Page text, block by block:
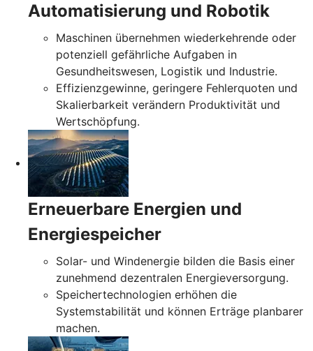
Automatisierung und Robotik
Maschinen übernehmen wiederkehrende oder
potenziell gefährliche Aufgaben in
Gesundheitswesen, Logistik und Industrie.
Effizienzgewinne, geringere Fehlerquoten und
Skalierbarkeit verändern Produktivität und
Wertschöpfung.
Erneuerbare Energien und
Energiespeicher
Solar- und Windenergie bilden die Basis einer
zunehmend dezentralen Energieversorgung.
Speichertechnologien erhöhen die
Systemstabilität und können Erträge planbarer
machen.